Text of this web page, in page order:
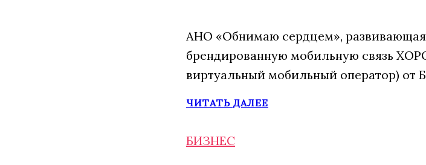
АНО «Обнимаю сердцем», развивающая
брендированную мобильную связь
виртуальный мобильный оператор) от
ЧИТАТЬ ДАЛЕЕ
БИЗНЕС